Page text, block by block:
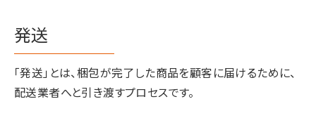
発送
「発送」とは、梱包が完了した商品を顧客に届けるために、
配送業者へと引き渡すプロセスです。